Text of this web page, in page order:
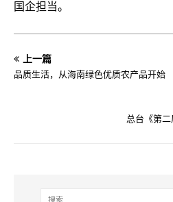
国企担当。
上一篇
品质生活，从海南绿色优质农产品开始
总台《第二